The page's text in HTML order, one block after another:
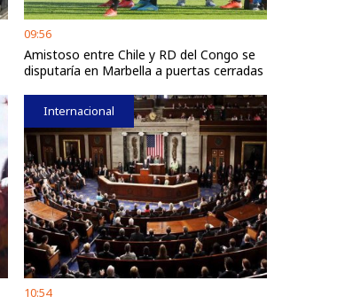
09:56
Amistoso entre Chile y RD del Congo se
disputaría en Marbella a puertas cerradas
Internacional
10:54